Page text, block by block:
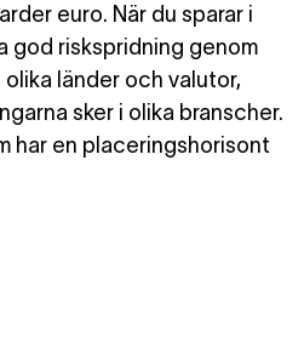
euro. När du sparar i
god riskspridning genom
länder och valutor,
sker i olika branscher.
har en placeringshorisont